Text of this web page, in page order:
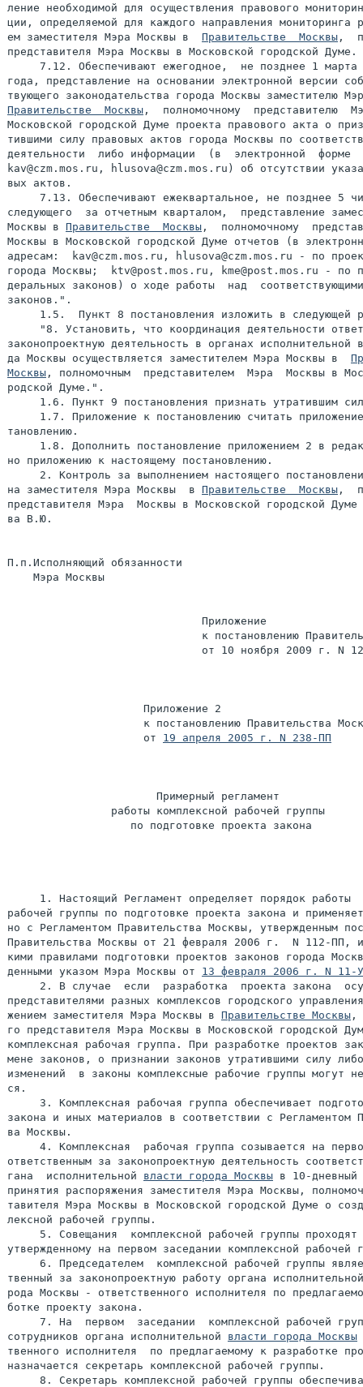
ление необходимой для осуществления правового
ции, определяемой для каждого направления мониторинга
ем заместителя Мэра Москвы в Правительстве  Москвы ,
представителя Мэра Москвы в Московской городской Думе.
7.12. Обеспечивают ежегодное,  не позднее 1 марта
года, представление на основании электронной версии
Правительстве  Москвы ,  полномочному  представителю
Московской городской Думе проекта правового акта о
тившими силу правовых актов города Москвы по
деятельности  либо информации  (в  электронной  форме
kav@czm.mos.ru, hlusova@czm.mos.ru) об отсутствии
вых актов.
7.13. Обеспечивают ежеквартальное, не позднее 5
следующего  за отчетным кварталом,  представление
Москвы в Правительстве  Москвы ,  полномочному
Москвы в Московской городской Думе отчетов (в
адресам:  kav@czm.mos.ru, hlusova@czm.mos.ru - по
города Москвы;  ktv@post.mos.ru, kme@post.mos.ru - по
деральных законов) о ходе работы  над
законов.".
1.5.  Пункт 8 постановления изложить в следующей
"8. Установить, что координация деятельности
законопроектную деятельность в органах исполнительной
да Москвы осуществляется заместителем Мэра Москвы в
Москвы , полномочным  представителем  Мэра  Москвы в
родской Думе.".
1.6. Пункт 9 постановления признать утратившим
1.7. Приложение к постановлению считать
тановлению.
1.8. Дополнить постановление приложением 2 в
но приложению к настоящему постановлению.
2. Контроль за выполнением настоящего
на заместителя Мэра Москвы  в Правительстве  Москвы ,
представителя Мэра  Москвы в Московской городской
ва В.Ю.
П.п.Исполняющий обязанности
Мэра Москвы
                              Приложение
к постановлению
от 10 ноября 2009 г. N
                     Приложение 2
к постановлению Правительства
                     от
19 апреля 2005 г. N 238-ПП
                       Примерный регламент
                работы комплексной рабочей группы
                   по подготовке проекта закона
1. Настоящий Регламент определяет порядок работы
рабочей группы по подготовке проекта закона и
но с Регламентом Правительства Москвы, утвержденным
Правительства Москвы от 21 февраля 2006 г.  N 112-ПП,
кими правилами подготовки проектов законов города
денными указом Мэра Москвы от 13 февраля 2006 г. N 11-
2. В случае  если  разработка  проекта закона
представителями разных комплексов городского
жением заместителя Мэра Москвы в Правительстве Москвы ,
го представителя Мэра Москвы в Московской городской
комплексная рабочая группа. При разработке проектов
мене законов, о признании законов утратившими силу
изменений  в законы комплексные рабочие группы могут
ся.
3. Комплексная рабочая группа обеспечивает
закона и иных материалов в соответствии с Регламентом
ва Москвы.
4. Комплексная  рабочая группа созывается на
ответственным за законопроектную деятельность
гана  исполнительной власти города Москвы в 10-дневный
принятия распоряжения заместителя Мэра Москвы,
тавителя Мэра Москвы в Московской городской Думе о
лексной рабочей группы.
5. Совещания  комплексной рабочей группы проходят
утвержденному на первом заседании комплексной рабочей
6. Председателем  комплексной рабочей группы
твенный за законопроектную работу органа
рода Москвы - ответственного исполнителя по
ботке проекту закона.
7. На  первом  заседании  комплексной рабочей
сотрудников органа исполнительной власти города Москвы
твенного исполнителя  по предлагаемому к разработке
назначается секретарь комплексной рабочей группы.
8. Секретарь комплексной рабочей группы